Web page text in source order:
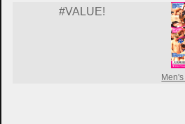
#VALUE!